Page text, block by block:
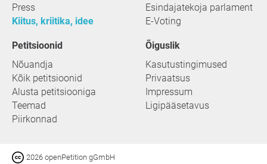
Press
Kiitus, kriitika, idee
Esindajatekoja parlament
E-Voting
Petitsioonid
Nõuandja
Kõik petitsioonid
Alusta petitsiooniga
Teemad
Piirkonnad
Õiguslik
Kasutustingimused
Privaatsus
Impressum
Ligipääsetavus
2026 openPetition gGmbH